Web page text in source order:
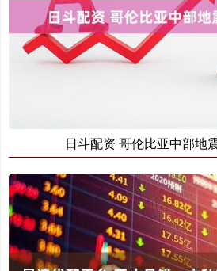
日斗配资 哥伦比亚中部地